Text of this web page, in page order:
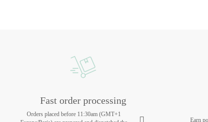
Fast order processing
Orders placed before 11:30am (GMT+1
Earn